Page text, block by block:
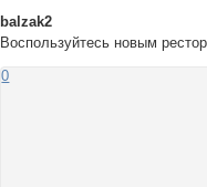
balzak2
Воспользуйтесь новым
0